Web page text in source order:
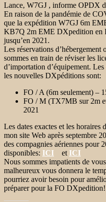
Lance, W7GJ , informe OPDX
En raison de la pandémie de
que la expédition W7GJ 6m
KB7Q 2m EME DXpedition en
jusqu’en 2021.
Les réservations d’hébergement
sommes en train de réviser les
d’importation d’équipement.
les nouvelles DXpéditions sont:
FO / A (6m seulement) –
FO / M (TX7MB sur 2m
2021
Les dates exactes et les horaires
mon site Web après septembre
des compagnies aériennes pour
disponibles: ICI et ICI
Nous sommes impatients de
malheureux vous donnera le
pourriez avoir besoin pour
préparer pour la FO DXpedition!